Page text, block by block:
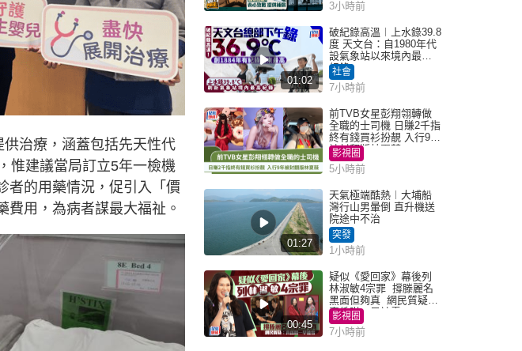
治療，涵蓋包括先天性代
惟建議當局訂立5年一檢機
者的用藥情況，促引入「價
用，為病者謀最大福祉。
3小時前
01:02
破紀錄高溫︱上水錄39.8
度 天文台：自1980年代
設氣象站以來境內最高
紀錄
社會
7小時前
前TVB女星彭翔翎轉做
全職的士司機 日賺2千指
終有錢買衫扮靚 入行9年
被封翻版林夏薇
影視圈
5小時前
01:27
天氣極端酷熱︱大埔船
灣行山男暈倒 直升機送
院途中不治
突發
1小時前
00:45
疑似《愛回家》幕後列
林淑敏4宗罪 撐滕麗名
黑面但夠真 網民質疑：
真係咁一早被雪
影視圈
7小時前